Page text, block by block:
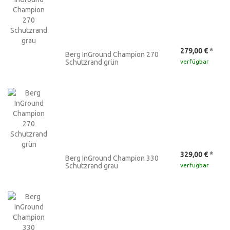
Berg InGround Champion 270
Schutzrand grün
279,00 €*
verfügbar
Berg InGround Champion 330
Schutzrand grau
329,00 €*
verfügbar